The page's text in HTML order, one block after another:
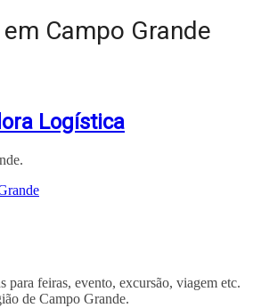
Campo Grande
Logística
para feiras, evento, excursão, viagem etc.
de Campo Grande.